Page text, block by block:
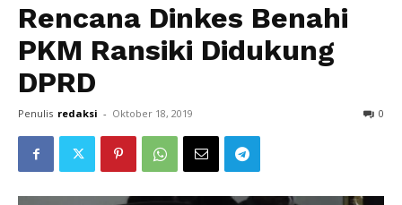
Rencana Dinkes Benahi
PKM Ransiki Didukung
DPRD
Penulis redaksi - Oktober 18, 2019 0